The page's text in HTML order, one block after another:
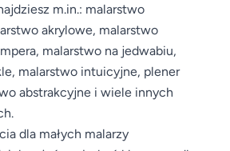
m.in.: malarstwo
akrylowe, malarstwo
malarstwo na jedwabiu,
malarstwo intuicyjne, plener
abstrakcyjne i wiele innych
dla małych malarzy